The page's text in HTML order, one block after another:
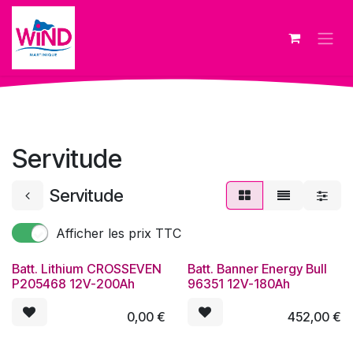
Se rendre au contenu
Servitude
Servitude
Afficher les prix TTC
Batt. Lithium CROSSEVEN
P205468 12V-200Ah
0,00€
Batt. Banner Energy Bull
96351 12V-180Ah
452,00€